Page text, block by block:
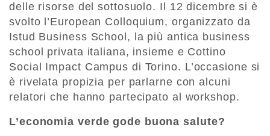
delle risorse del sottosuolo. Il 12 dicembre si è
svolto l’European Colloquium, organizzato da
Istud Business School, la più antica business
school privata italiana, insieme e Cottino
Social Impact Campus di Torino. L’occasione si
è rivelata propizia per parlarne con alcuni
relatori che hanno partecipato al workshop.
L’economia verde gode buona salute?